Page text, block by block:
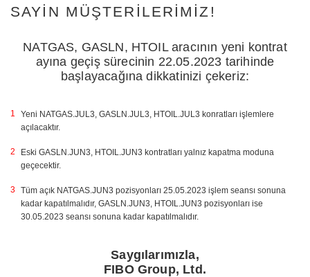
SAYIN MÜŞTERILERIMIZ!
NATGAS, GASLN, HTOIL aracının yeni kontrat
ayına geçiş sürecinin 22.05.2023 tarihinde
başlayacağına dikkatinizi çekeriz:
Yeni NATGAS.JUL3, GASLN.JUL3, HTOIL.JUL3 konratları işlemlere
açılacaktır.
Eski GASLN.JUN3, HTOIL.JUN3 kontratları yalnız kapatma moduna
geçecektir.
Tüm açık NATGAS.JUN3 pozisyonları 25.05.2023 işlem seansı sonuna
kadar kapatılmalıdır, GASLN.JUN3, HTOIL.JUN3 pozisyonları ise
30.05.2023 seansı sonuna kadar kapatılmalıdır.
Saygılarımızla,
FIBO Group, Ltd.